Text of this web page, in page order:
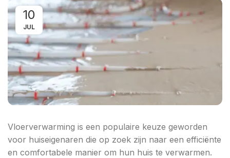
10
JUL
Vloerverwarming is een populaire keuze geworden
voor huiseigenaren die op zoek zijn naar een efficiënte
en comfortabele manier om hun huis te verwarmen.